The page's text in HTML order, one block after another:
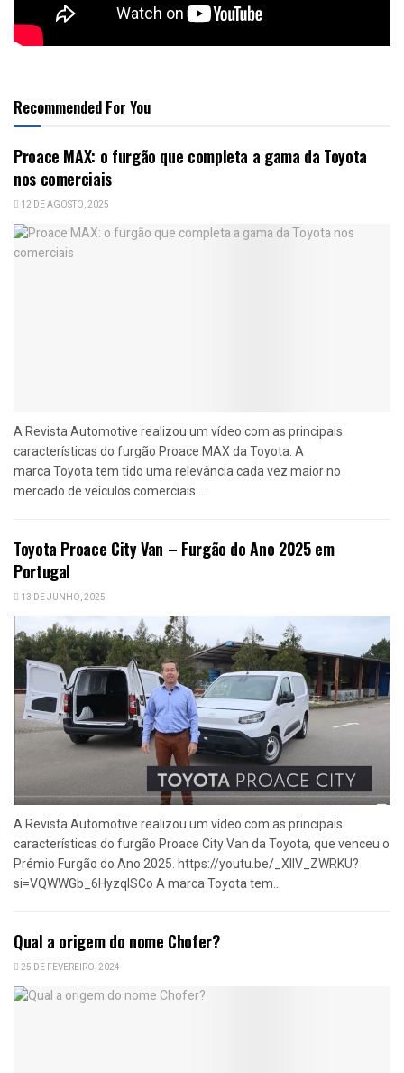
Recommended For You
Proace MAX: o furgão que completa a gama da Toyota
nos comerciais
12 DE AGOSTO, 2025
A Revista Automotive realizou um vídeo com as principais
características do furgão Proace MAX da Toyota. A
marca Toyota tem tido uma relevância cada vez maior no
mercado de veículos comerciais...
Toyota Proace City Van – Furgão do Ano 2025 em
Portugal
13 DE JUNHO, 2025
A Revista Automotive realizou um vídeo com as principais
características do furgão Proace City Van da Toyota, que venceu o
Prémio Furgão do Ano 2025. https://youtu.be/_XllV_ZWRKU?
si=VQWWGb_6HyzqISCo A marca Toyota tem...
Qual a origem do nome Chofer?
25 DE FEVEREIRO, 2024